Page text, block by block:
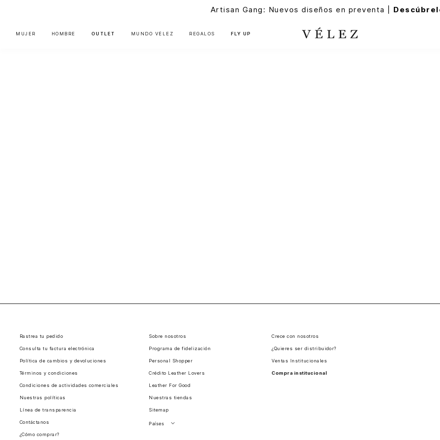
Artisan Gang: Nuevos diseños en preventa |
MUJER HOMBRE OUTLET MUNDO VÉLEZ REGALOS FLY UP
Rastrea tu pedido
Consulta tu factura electrónica
Política de cambios y devoluciones
Términos y condiciones
Condiciones de actividades comerciales
Nuestras políticas
Línea de transparencia
Contáctanos
¿Cómo comprar?
Sobre nosotros
Programa de fidelización
Personal Shopper
Crédito Leather Lovers
Leather For Good
Nuestras tiendas
Sitemap
Países
Crece con nosotros
¿Quieres ser distribuidor?
Ventas Institucionales
Compra institucional